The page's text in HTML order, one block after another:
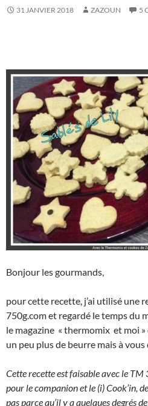
31 JANVIER 2018 ZAZOUN 5
Bonjour les gourmands,
pour cette recette, j’ai utilisé une
750g.com et regardé le temps du
le magazine « thermomix et moi »
un peu plus de beurre mais à
Cette recette est faisable avec le
pour le companion et le (i) Cook’in,
pas parce qu’il y a quelques degrés